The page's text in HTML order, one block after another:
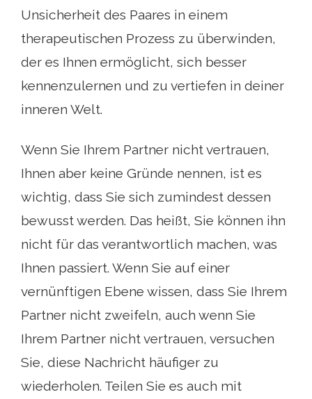
Unsicherheit des Paares in einem
therapeutischen Prozess zu überwinden,
der es Ihnen ermöglicht, sich besser
kennenzulernen und zu vertiefen in deiner
inneren Welt.
Wenn Sie Ihrem Partner nicht vertrauen,
Ihnen aber keine Gründe nennen, ist es
wichtig, dass Sie sich zumindest dessen
bewusst werden. Das heißt, Sie können ihn
nicht für das verantwortlich machen, was
Ihnen passiert. Wenn Sie auf einer
vernünftigen Ebene wissen, dass Sie Ihrem
Partner nicht zweifeln, auch wenn Sie
Ihrem Partner nicht vertrauen, versuchen
Sie, diese Nachricht häufiger zu
wiederholen. Teilen Sie es auch mit